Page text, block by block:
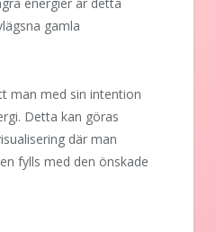
gamla
man med sin intention
Detta kan göras
där man
fylls med den önskade